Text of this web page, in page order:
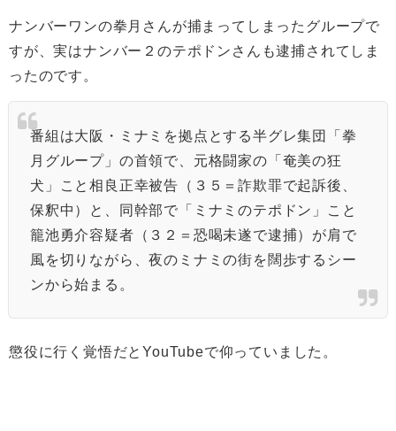
ナンバーワンの拳月さんが捕まってしまったグループで
すが、実はナンバー２のテポドンさんも逮捕されてしま
ったのです。
番組は大阪・ミナミを拠点とする半グレ集団「拳
月グループ」の首領で、 元格闘家の「奄美の狂
犬」こと相良正幸被告（３５＝詐欺罪で起訴後、
保釈中）と、
同幹部で「ミナミのテポドン」こと
籠池勇介容疑者（３２＝恐喝未遂で逮捕）が肩で
風を切りながら、夜のミナミの街を闊歩するシー
ンから始まる。
懲役に行く覚悟だとYouTubeで仰っていました。